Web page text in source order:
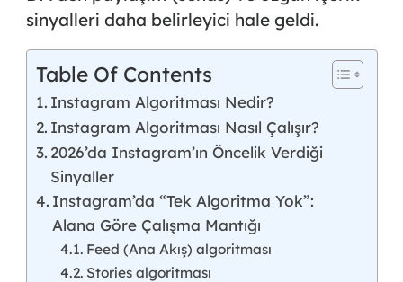
sinyalleri daha belirleyici hale geldi.
Table Of Contents
Instagram Algoritması Nedir?
Instagram Algoritması Nasıl Çalışır?
2026’da Instagram’ın Öncelik Verdiği
Sinyaller
Instagram’da “Tek Algoritma Yok”:
Alana Göre Çalışma Mantığı
Feed (Ana Akış) algoritması
Stories algoritması